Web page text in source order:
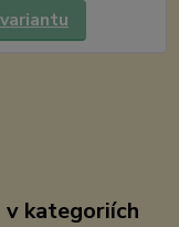
v kategoriích